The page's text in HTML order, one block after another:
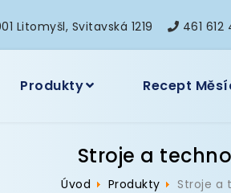
Litomyšl, Svitavská 1219 461 612
Produkty Recept
Stroje a
Úvod Produkty Stroje a